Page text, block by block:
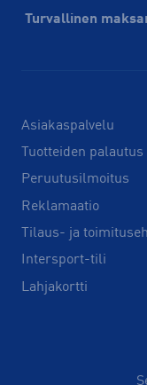
Turvallinen
Asiakaspalvelu
Tuotteiden palautus
Peruutusilmoitus
Reklamaatio
Tilaus- ja
Intersport-tili
Lahjakortti